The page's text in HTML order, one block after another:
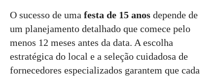
O sucesso de uma festa de 15 anos depende de
um planejamento detalhado que comece pelo
menos 12 meses antes da data. A escolha
estratégica do local e a seleção cuidadosa de
fornecedores especializados garantem que cada